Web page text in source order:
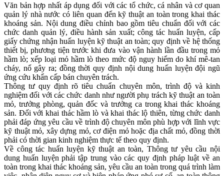
Văn bản hợp nhất áp dụng đối với các tổ chức, cá nhân và cơ quan
quản lý nhà nước có liên quan đến kỹ thuật an toàn trong khai thác
khoáng sản. Nội dung điều chỉnh bao gồm tiêu chuẩn đối với các
chức danh quản lý, điều hành sản xuất; công tác huấn luyện, cấp
giấy chứng nhận huấn luyện kỹ thuật an toàn; quy định về hệ thống
thiết bị, phương tiện trước khi đưa vào vận hành lần đầu trong mỏ
hầm lò; xếp loại mỏ hầm lò theo mức độ nguy hiểm do khí mê-tan
cháy, nổ gây ra; đồng thời quy định nội dung huấn luyện đội ngũ
ứng cứu khẩn cấp bán chuyên trách.
Thông tư quy định rõ tiêu chuẩn chuyên môn, trình độ và kinh
nghiệm đối với các chức danh như người phụ trách kỹ thuật an toàn
mỏ, trưởng phòng, quản đốc và trưởng ca trong khai thác khoáng
sản. Đối với khai thác hầm lò và khai thác lộ thiên, từng chức danh
phải đáp ứng yêu cầu về trình độ chuyên môn phù hợp với lĩnh vực
kỹ thuật mỏ, xây dựng mỏ, cơ điện mỏ hoặc địa chất mỏ, đồng thời
phải có thời gian kinh nghiệm thực tế theo quy định.
Về công tác huấn luyện kỹ thuật an toàn, Thông tư yêu cầu nội
dung huấn luyện phải tập trung vào các quy định pháp luật về an
toàn trong khai thác khoáng sản, yêu cầu an toàn trong quá trình làm